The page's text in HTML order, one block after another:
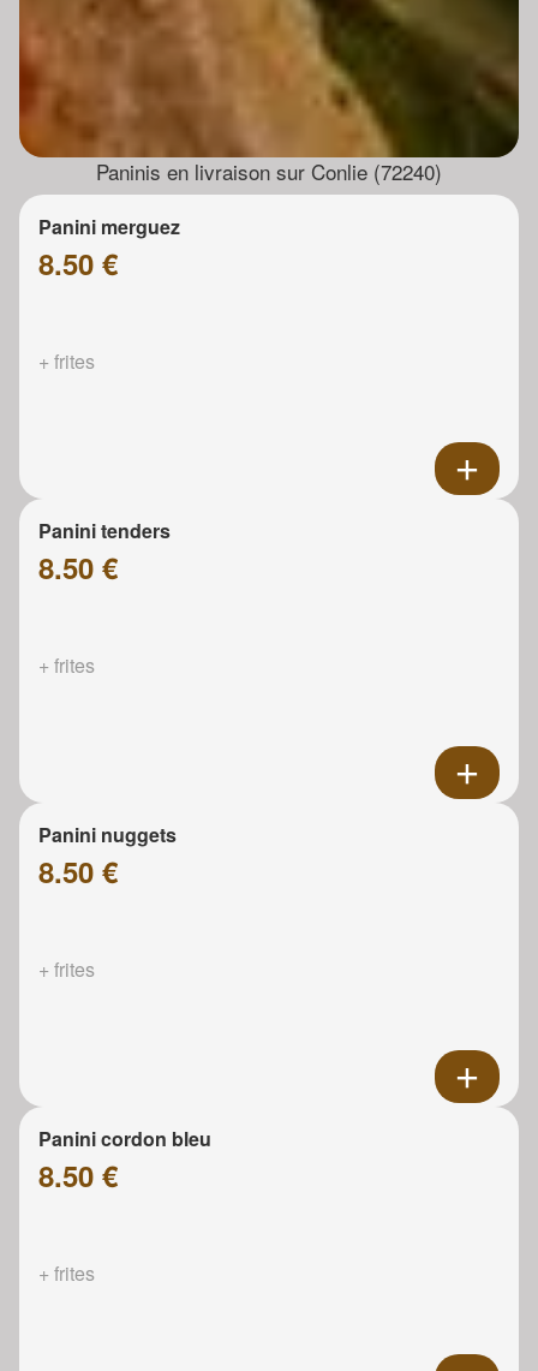
Paninis en livraison sur Conlie (72240)
Panini merguez
8.50 €
+ frites
Panini tenders
8.50 €
+ frites
Panini nuggets
8.50 €
+ frites
Panini cordon bleu
8.50 €
+ frites